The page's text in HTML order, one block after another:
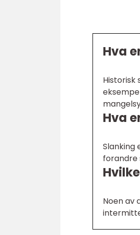
Hva
Hva
Slanking
forandre
Noen av